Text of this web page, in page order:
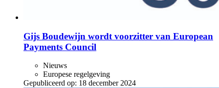
Gijs Boudewijn wordt voorzitter van European
Payments Council
Nieuws
Europese regelgeving
Gepubliceerd op: 18 december 2024